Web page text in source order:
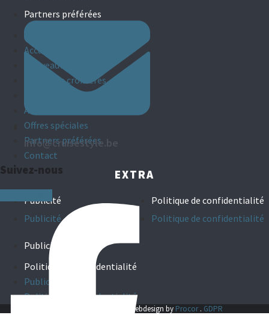
info@cruisestyle.be
Suivez-nous
Partners préférées
Accueil
Nouveautés
Agents de croisières
Croisières de groupes
Armateurs
Offres spéciales
Partners préférées
Contact
EXTRA
Publicité
Politique de confidentialité
Publicité
Politique de confidentialité
Publicité
Politique de confidentialité
Publicité
Politique de confidentialité
© 2025 CRUISE & STYLE . webdesign by Procor. GDPR